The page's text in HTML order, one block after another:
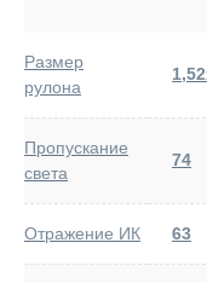
Размер
рулона
Пропускание
света
74
Отражение ИК 63